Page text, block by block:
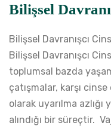
Bilişsel
Bilişsel Davranışcı
Bilişsel Davranışcı
toplumsal bazda
çatışmalar, karşı
olarak uyarılma azlığı
alındığı bir süreçtir.